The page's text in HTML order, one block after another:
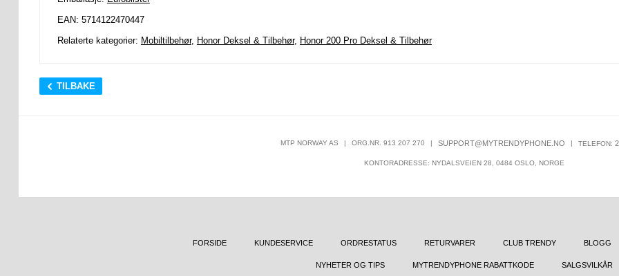
EAN: 5714122470447
Relaterte kategorier: Mobiltilbehør, Honor Deksel & Tilbehør, Honor 200 Pro Deksel & Tilbehør
TILBAKE
MTP NORWAY AS | ORG.NR. 913 207 270 | SUPPORT@MYTRENDYPHONE.NO | TELEFON:
KONTORADRESSE: NYDALSVEIEN 28, 0484 OSLO, NORGE
FORSIDE KUNDESERVICE ORDRESTATUS RETURVARER CLUB TRENDY BLOGG
NYHETER OG TIPS MYTRENDYPHONE RABATTKODE SALGSVILKÅR